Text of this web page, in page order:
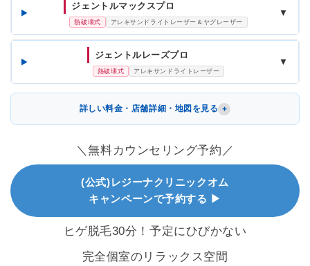
ジェントルマックスプロ
熱破壊式 アレキサンドライトレーザー＆ヤグレーザー
▼
ジェントルレーズプロ
熱破壊式 アレキサンドライトレーザー
▼
詳しい料金・店舗詳細・地図を見る
＼無料カウンセリング予約／
(公式)レジーナクリニックオム
キャンペーンで予約する ▶
ヒゲ脱毛30分！予定にひびかない
完全個室のリラックス空間